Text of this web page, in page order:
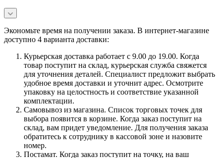
Экономьте время на получении заказа. В интернет-магазине
доступно 4 варианта доставки:
Курьерская доставка работает с 9.00 до 19.00. Когда
товар поступит на склад, курьерская служба свяжется
для уточнения деталей. Специалист предложит выбрать
удобное время доставки и уточнит адрес. Осмотрите
упаковку на целостность и соответствие указанной
комплектации.
Самовывоз из магазина. Список торговых точек для
выбора появится в корзине. Когда заказ поступит на
склад, вам придет уведомление. Для получения заказа
обратитесь к сотруднику в кассовой зоне и назовите
номер.
Постамат. Когда заказ поступит на точку, на ваш